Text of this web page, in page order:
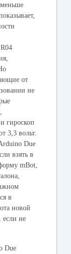
меньше
от
не
гироскоп
3,3 вольт.
Due
взять в
mBot,
в
новой
если не
Due